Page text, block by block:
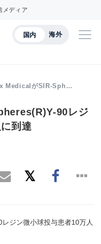
メディア
国内 海外
MedicalがSIR-Sph…
90レジ
到達
ジン微小球投与患者10万人